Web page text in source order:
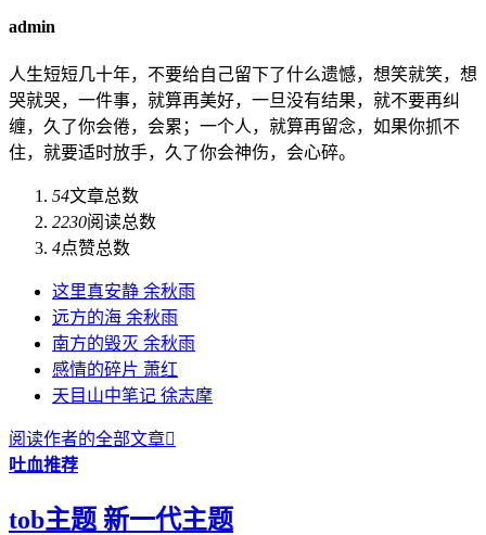
admin
人生短短几十年，不要给自己留下了什么遗憾，想笑就笑，想
哭就哭，一件事，就算再美好，一旦没有结果，就不要再纠
缠，久了你会倦，会累；一个人，就算再留念，如果你抓不
住，就要适时放手，久了你会神伤，会心碎。
54文章总数
2230阅读总数
4点赞总数
这里真安静 余秋雨
远方的海 余秋雨
南方的毁灭 余秋雨
感情的碎片 萧红
天目山中笔记 徐志摩
阅读作者的全部文章
吐血推荐
tob主题 新一代主题